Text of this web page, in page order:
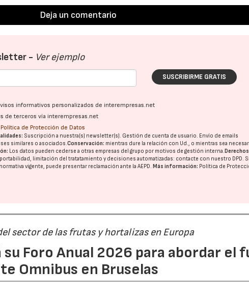
Deja un comentario
- Ver ejemplo
SUSCRIBIRME GRATIS
informativos personalizados de interempresas.net
de terceros vía interempresas.net
Política de Protección de Datos
Suscripción a nuestra(s) newsletter(s). Gestión de cuenta de usuario. Envío de emails
similares o asociados.Conservación: mientras dure la relación con Ud., o mientras sea
Los datos pueden cederse a otras empresas del grupo por motivos de gestión interna.
limitación del tratatamiento y decisiones automatizadas: contacte con nuestro DPD. Si
vigente, puede presentar reclamación ante laAEPD. Más información: Política de
sector de las frutas y hortalizas en Europa
su Foro Anual 2026 para abordar el
Omnibus en Bruselas